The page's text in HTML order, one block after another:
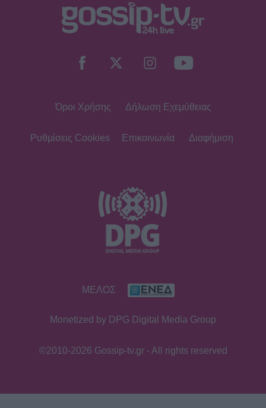
Κάρμεν Ρουγγέρη: «Πάντα αγαπούσα
ατύχημα: Στο σπίτι με δεμένο χέρι
Έλλη Κοκκίνου: Η εντυπωσιακή πόζα
με ολόσωμο μαγιό σε πισίνα στην
Κύθνο που μαγνήτισε τα βλέμματα
«Μεγαλώνοντας οι προτεραιότητές
μου άλλαξαν, θέλω να κρατάω
Όροι Χρήσης Δήλωση Εχεμύθειας
Ρυθμίσεις Cookies Επικοινωνία Διαφήμιση
ΜΕΛΟΣ
Monetized by DPG Digital Media Group
©2010-2026 Gossip-tv.gr - All rights reserved